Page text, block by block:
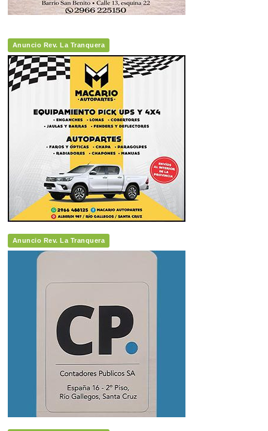
Anuncio Rev. La Tranquera
Anuncio Rev. La Tranquera